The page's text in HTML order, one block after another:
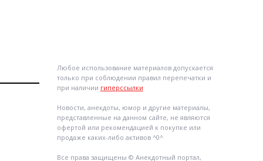
Любое использование материалов допускается
только при соблюдении правил перепечатки и
при наличии гиперссылки
Новости, анекдоты, юмор и другие материалы,
представленные на данном сайте, не являются
офертой или рекомендацией к покупке или
продаже каких-либо активов ^0^
Все права защищены © Анекдотный портал,